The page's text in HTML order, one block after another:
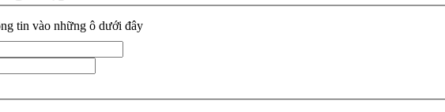
tin vào những ô dưới đây